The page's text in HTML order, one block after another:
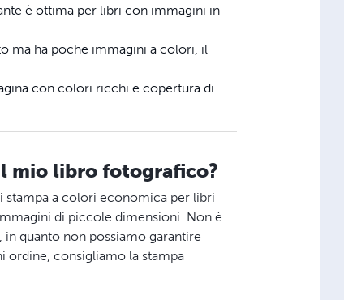
è ottima per libri con immagini in
ma ha poche immagini a colori, il
con colori ricchi e copertura di
mio libro fotografico?
stampa a colori economica per libri
di piccole dimensioni. Non è
quanto non possiamo garantire
ordine, consigliamo la stampa